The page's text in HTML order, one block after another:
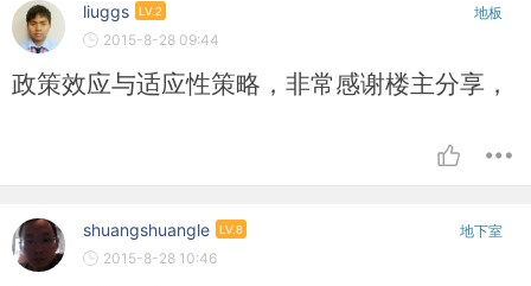
liuggs LV.2 地板
2015-8-28 09:44
政策效应与适应性策略，非常感谢楼主分享，
shuangshuangle LV.8 地下室
2015-8-28 10:46